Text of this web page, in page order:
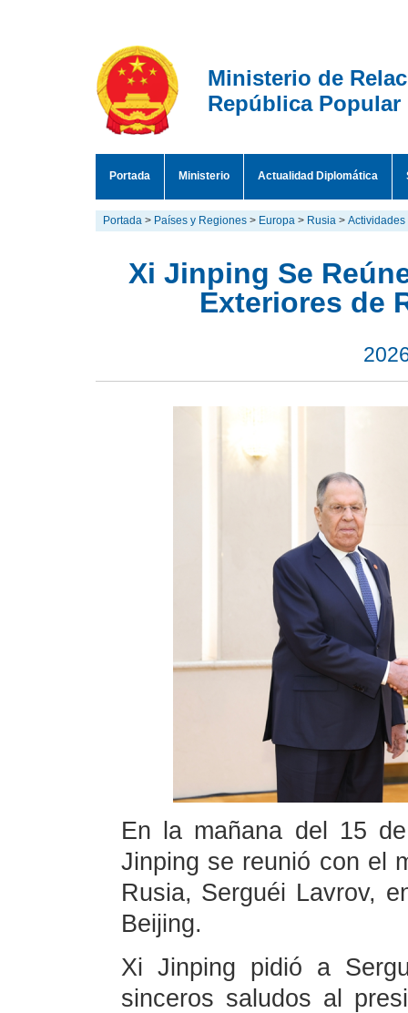
Ministerio de
República Popular
Portada Ministerio Actualidad Diplomática
Portada > Países y Regiones > Europa > Rusia > Actividades
Xi Jinping Se
Exteriores de
En la mañana del 15
Jinping se reunió con el
Rusia, Serguéi Lavrov,
Beijing.
Xi Jinping pidió a
sinceros saludos al